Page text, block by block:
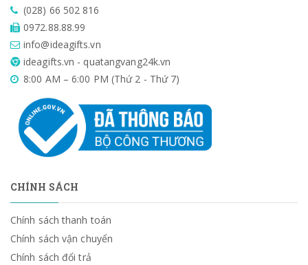
(028) 66 502 816
0972.88.88.99
info@ideagifts.vn
ideagifts.vn - quatangvang24k.vn
8:00 AM – 6:00 PM (Thứ 2 - Thứ 7)
CHÍNH SÁCH
Chính sách thanh toán
Chính sách vận chuyển
Chính sách đổi trả